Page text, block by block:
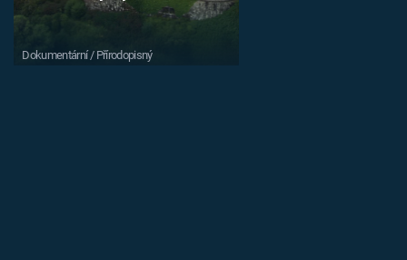
Dokumentární / Přírodopisný